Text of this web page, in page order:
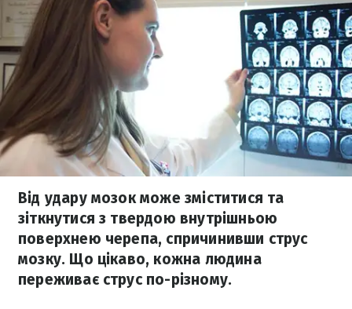
Від удару мозок може зміститися та
зіткнутися з твердою внутрішньою
поверхнею черепа, спричинивши струс
мозку. Що цікаво, кожна людина
переживає струс по-різному.